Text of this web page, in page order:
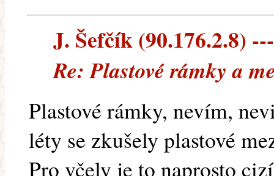
J. Šefčík (90.176.2.8)
Re: Plastové rámky a
Plastové rámky, nevím,
léty se zkušely plastové
Pro včely je to naprosto